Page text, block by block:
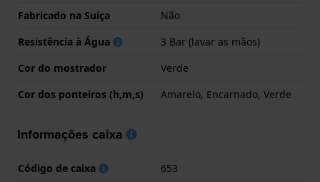
Fabricado na Suíça
Não
Resistência à Água
3 Bar (lavar as mãos)
Cor do mostrador
Verde
Cor dos ponteiros (h,m,s)
Amarelo, Encarnado, Verde
Informações caixa
Código de caixa
653